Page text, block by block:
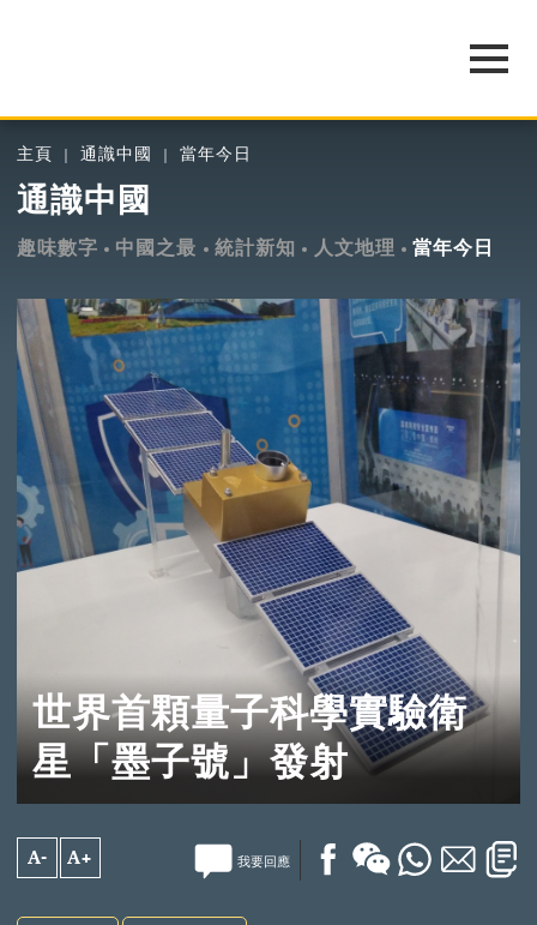
主頁 通識中國 當年今日
通識中國
趣味數字 中國之最 統計新知 人文地理 當年今日
世界首顆量子科學實驗衛
星「墨子號」發射
A- A+ 我要回應